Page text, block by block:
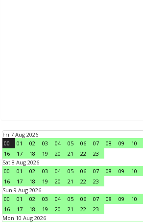
Fri 7 Aug 2026
00
01 02 03 04 05 06 07 08 09 10
16
17 18 19 20 21 22
23
Sat 8 Aug 2026
00
01 02 03 04 05 06 07 08 09 10
16
17 18 19 20 21 22
23
Sun 9 Aug 2026
00
01 02 03 04 05 06 07 08 09 10
16
17 18 19 20 21 22
23
Mon 10 Aug 2026